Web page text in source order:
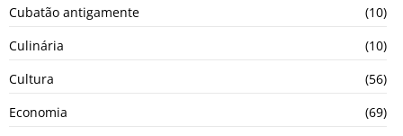
Cubatão antigamente
(10)
Culinária
(10)
Cultura
(56)
Economia
(69)